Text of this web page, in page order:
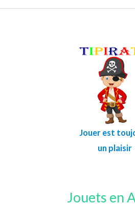
Jouer est
un plaisir
Jouets en